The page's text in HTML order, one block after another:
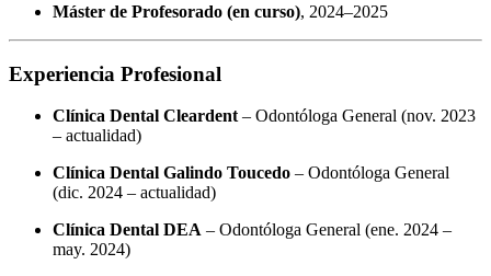
Máster de Profesorado (en curso), 2024–2025
Experiencia Profesional
Clínica Dental Cleardent – Odontóloga General (nov. 2023
– actualidad)
Clínica Dental Galindo Toucedo – Odontóloga General
(dic. 2024 – actualidad)
Clínica Dental DEA – Odontóloga General (ene. 2024 –
may. 2024)